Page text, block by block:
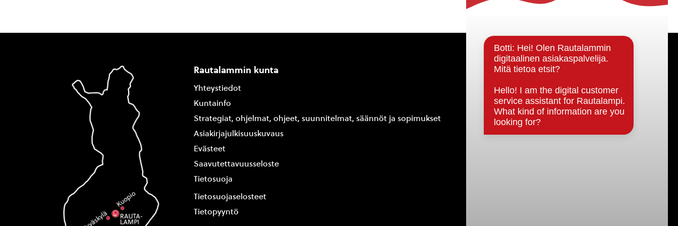
Rautalammin kunta
Yhteystiedot
Kuntainfo
Strategiat, ohjelmat, ohjeet, suunnitelmat, säännöt ja sopimukset
Asiakirjajulkisuuskuvaus
Evästeet
Saavutettavuusseloste
Tietosuoja
Tietosuojaselosteet
Tietopyyntö
Päätöksenteko ja lähidemokratia
Päätökset, esityslistat & pöytäkirjat
Hallinto
Kunnanhallitus
Kunnanvaltuusto